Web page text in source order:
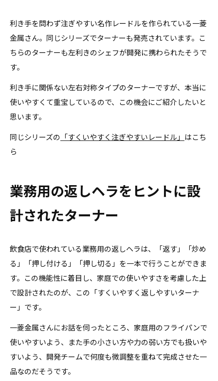
利き手を問わず注ぎやすい名作レードルを作られている一菱
金属さん。同じシリーズでターナーも発売されています。こ
ちらのターナーも左利きのシェフが開発に携わられたそうで
す。
利き手に関係ない左右対称タイプのターナーですが、本当に
使いやすくて重宝しているので、この機会にご紹介したいと
思います。
同じシリーズの 「すくいやすく注ぎやすいレードル」 はこち
ら
業務用の返しヘラをヒントに設
計されたターナー
飲食店で使われている業務用の返しヘラは、「返す」「炒め
る」「押し付ける」「押し切る」を一本で行うことができま
す。この機能性に着目し、家庭での使いやすさを考慮した上
で設計されたのが、この「すくいやすく返しやすいターナ
ー」です。
一菱金属さんにお話を伺ったところ、家庭用のフライパンで
使いやすいよう、また手の小さい方や力の弱い方でも扱いや
すいよう、開発チームで何度も微調整を重ねて完成させた一
品なのだそうです。